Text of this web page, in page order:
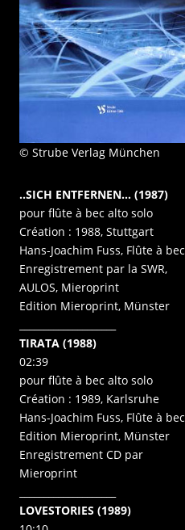
© Strube Verlag München
..SICH ENTFERNEN… (1987)
pour flûte à bec alto solo
Création : 1988, Stuttgart
Hans-Joachim Fuss, Flûte à bec
Enregistrement par la SWR,
AULOS, Mieroprint
Edition Mieroprint, Münster
TIRATA (1988)
02:39
pour flûte à bec alto solo
Création : 1989, Karlsruhe
Hans-Joachim Fuss, Flûte à bec
Edition Mieroprint, Münster
Enregistrement CD par
Mieroprint
LOVESTORIES (1989)